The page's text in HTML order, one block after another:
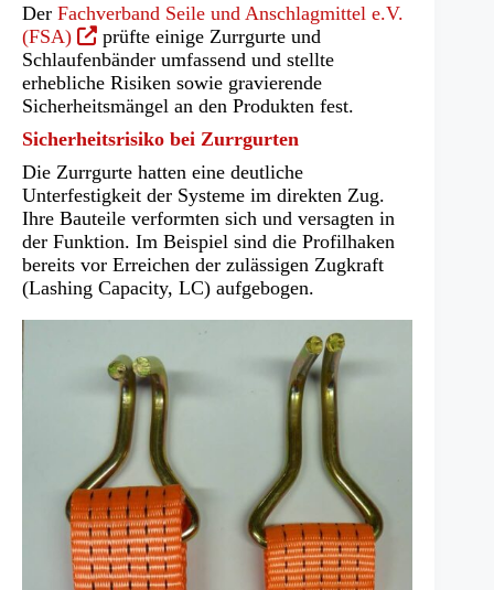
Der Fachverband Seile und Anschlagmittel e.V.
(FSA)(Öffnet
in
einem
neuen
Tab)
prüfte einige Zurrgurte und
Schlaufenbänder umfassend und stellte
erhebliche Risiken sowie gravierende
Sicherheitsmängel an den Produkten fest.
Sicherheitsrisiko bei Zurrgurten
Die Zurrgurte hatten eine deutliche
Unterfestigkeit der Systeme im direkten Zug.
Ihre Bauteile verformten sich und versagten in
der Funktion. Im Beispiel sind die Profilhaken
bereits vor Erreichen der zulässigen Zugkraft
(Lashing Capacity, LC) aufgebogen.